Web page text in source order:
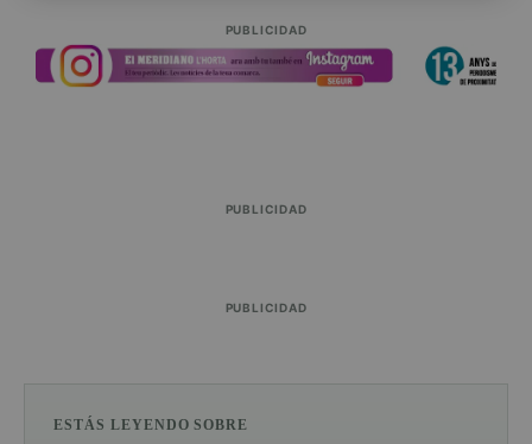
PUBLICIDAD
PUBLICIDAD
PUBLICIDAD
ESTÁS LEYENDO SOBRE